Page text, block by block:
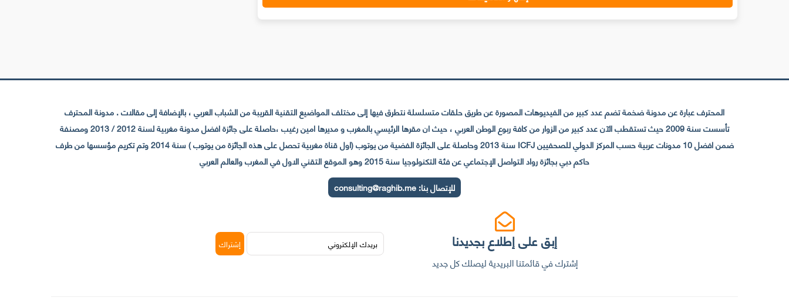
المحترف عبارة عن مدونة ضخمة تضم عدد كبير من الفيديوهات المصورة عن طريق حلقات متسلسلة نتطرق فيها إلى مختلف المواضيع التقنية القريبة من الشباب العربي ، بالإضافة إلى مقالات . مدونة المحترف
تأسست سنة 2009 حيث تستقطب الآن عدد كبير من الزوار من كافة ربوع الوطن العربي ، حيث ان مقرها الرئيسي بالمغرب و مديرها امين رغيب ،حاصلة على جائزة افضل مدونة مغربية لسنة 2012 / 2013 ومصنفة
ضمن افضل 10 مدونات عربية حسب المركز الدولي للصحفيين ICFJ سنة 2013 وحاصلة على الجائزة الفضية من يوتوب (اول قناة مغربية تحصل على هذه الجائزة من يوتوب ) سنة 2014 وتم تكريم مؤسسها من طرف
حاكم دبي بجائزة رواد التواصل الإجتماعي عن فئة التكنولوجيا سنة 2015 وهو الموقع التقني الاول في المغرب والعالم العربي
للإتصال بنا:consulting@raghib.me
إبق على إطلاع بجديدنا
إشترك في قائمتنا البريدية ليصلك كل جديد